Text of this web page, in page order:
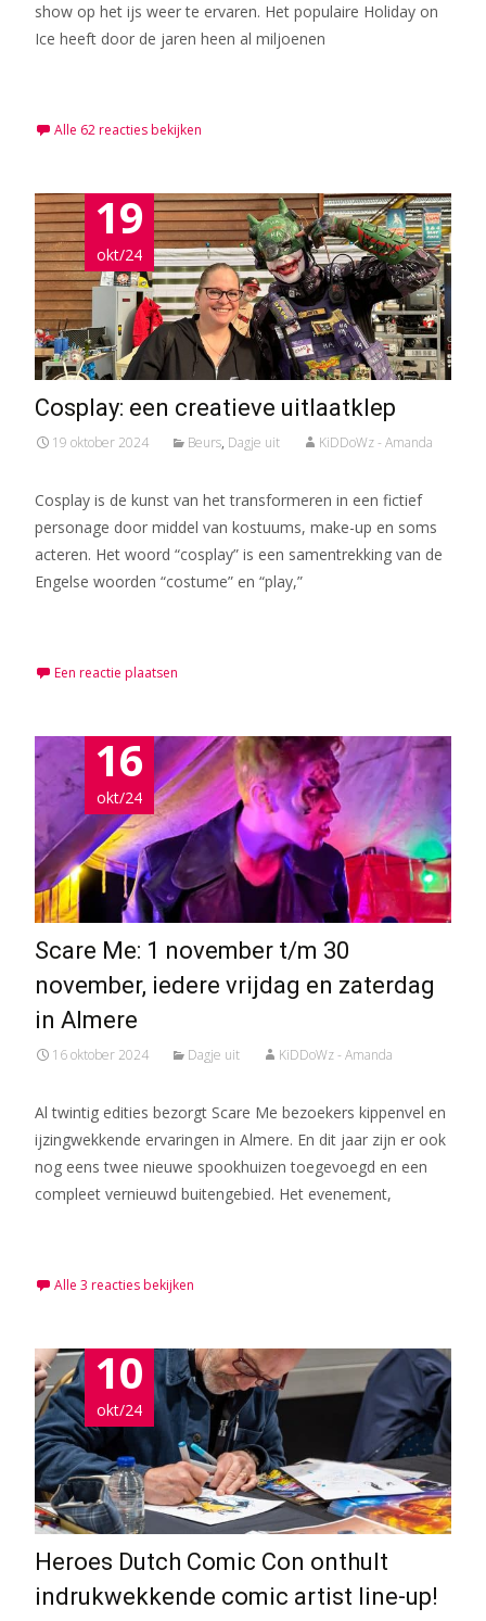
show op het ijs weer te ervaren. Het populaire Holiday on
Ice heeft door de jaren heen al miljoenen
Alle 62 reacties bekijken
19
okt/24
Cosplay: een creatieve uitlaatklep
19 oktober 2024 Beurs, Dagje uit KiDDoWz - Amanda
Cosplay is de kunst van het transformeren in een fictief
personage door middel van kostuums, make-up en soms
acteren. Het woord “cosplay” is een samentrekking van de
Engelse woorden “costume” en “play,”
Een reactie plaatsen
16
okt/24
Scare Me: 1 november t/m 30
november, iedere vrijdag en zaterdag
in Almere
16 oktober 2024 Dagje uit KiDDoWz - Amanda
Al twintig edities bezorgt Scare Me bezoekers kippenvel en
ijzingwekkende ervaringen in Almere. En dit jaar zijn er ook
nog eens twee nieuwe spookhuizen toegevoegd en een
compleet vernieuwd buitengebied. Het evenement,
Alle 3 reacties bekijken
10
okt/24
Heroes Dutch Comic Con onthult
indrukwekkende comic artist line-up!